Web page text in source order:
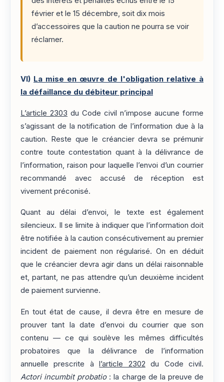
février et le 15 décembre, soit dix mois
d’accessoires que la caution ne pourra se voir
réclamer.
VI) La mise en œuvre de l'obligation relative à
la défaillance du débiteur principal
L’article 2303 du Code civil n’impose aucune forme
s’agissant de la notification de l’information due à la
caution. Reste que le créancier devra se prémunir
contre toute contestation quant à la délivrance de
l’information, raison pour laquelle l’envoi d’un courrier
recommandé avec accusé de réception est
vivement préconisé.
Quant au délai d’envoi, le texte est également
silencieux. Il se limite à indiquer que l’information doit
être notifiée à la caution consécutivement au premier
incident de paiement non régularisé. On en déduit
que le créancier devra agir dans un délai raisonnable
et, partant, ne pas attendre qu’un deuxième incident
de paiement survienne.
En tout état de cause, il devra être en mesure de
prouver tant la date d’envoi du courrier que son
contenu — ce qui soulève les mêmes difficultés
probatoires que la délivrance de l’information
annuelle prescrite àl’article 2302 du Code civil.
Actori incumbit probatio: la charge de la preuve de